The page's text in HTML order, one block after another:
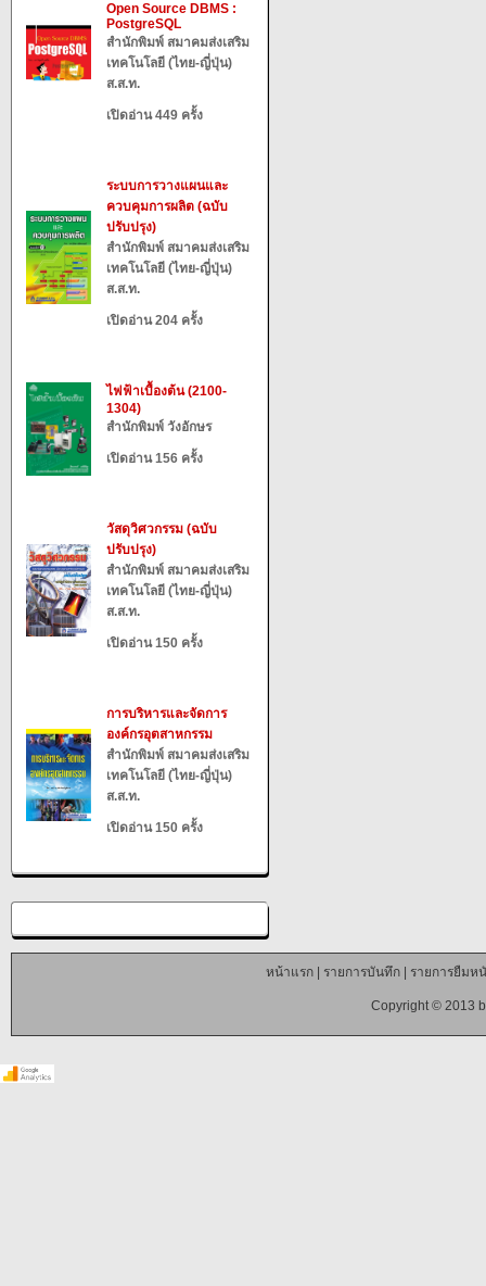
Open Source DBMS :
PostgreSQL
สำนักพิมพ์ สมาคมส่งเสริม
เทคโนโลยี (ไทย-ญี่ปุ่น)
ส.ส.ท.
เปิดอ่าน 449 ครั้ง
ระบบการวางแผนและ
ควบคุมการผลิต (ฉบับ
ปรับปรุง)
สำนักพิมพ์ สมาคมส่งเสริม
เทคโนโลยี (ไทย-ญี่ปุ่น)
ส.ส.ท.
เปิดอ่าน 204 ครั้ง
ไฟฟ้าเบื้องต้น (2100-
1304)
สำนักพิมพ์ วังอักษร
เปิดอ่าน 156 ครั้ง
วัสดุวิศวกรรม (ฉบับ
ปรับปรุง)
สำนักพิมพ์ สมาคมส่งเสริม
เทคโนโลยี (ไทย-ญี่ปุ่น)
ส.ส.ท.
เปิดอ่าน 150 ครั้ง
การบริหารและจัดการ
องค์กรอุตสาหกรรม
สำนักพิมพ์ สมาคมส่งเสริม
เทคโนโลยี (ไทย-ญี่ปุ่น)
ส.ส.ท.
เปิดอ่าน 150 ครั้ง
หน้าแรก| รายการบันทึก| รายการยืมห
Copyright © 2013